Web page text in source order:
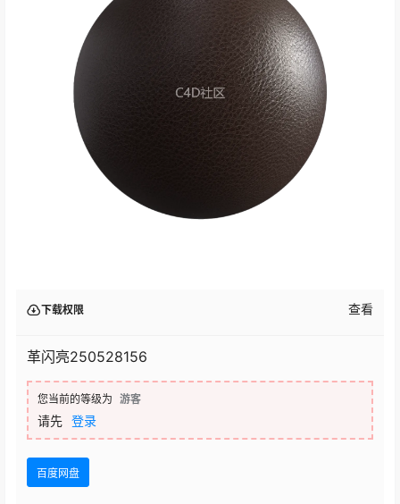
下载权限 查看
革闪亮250528156
您当前的等级为 游客
请先 登录
百度网盘